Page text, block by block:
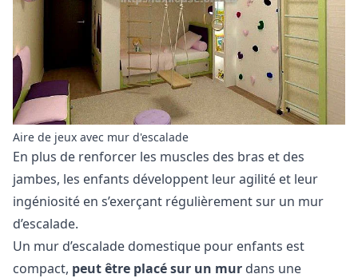
Aire de jeux avec mur d'escalade
En plus de renforcer les muscles des bras et des
jambes, les enfants développent leur agilité et leur
ingéniosité en s’exerçant régulièrement sur un mur
d’escalade.
Un mur d’escalade domestique pour enfants est
compact, peut être placé sur un mur dans une